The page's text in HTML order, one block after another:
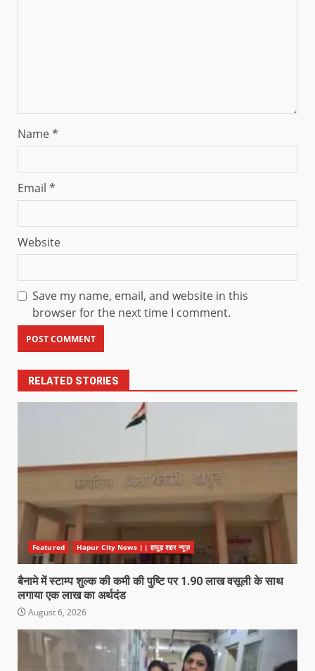
Name*
Email *
Website
Save my name, email, and website in this
browser for the next time I comment.
RELATED STORIES
Featured Hapur City News || हापुड़ शहर न्यूज़
बैनामे में स्टाम्प शुल्क की कमी की पुष्टि पर 1.90 लाख वसूली के साथ
लगाया एक लाख का अर्थदंड
August 6, 2026